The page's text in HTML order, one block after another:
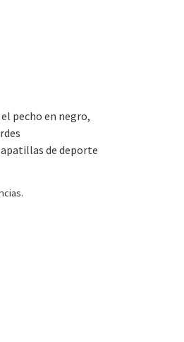
pecho en negro,
de deporte